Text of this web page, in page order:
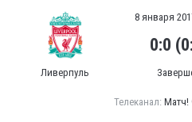
Ливерпуль
8 января
0:0
Телеканал: Матч!